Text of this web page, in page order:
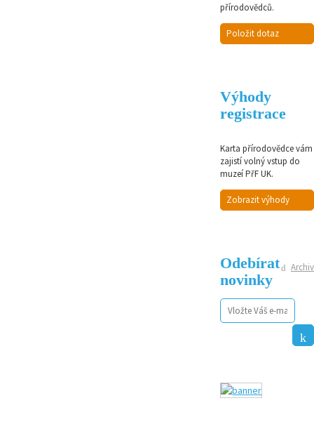
přírodovědců.
Položit dotaz
Výhody
registrace
Karta přírodovědce vám
zajistí volný vstup do
muzeí PřF UK.
Zobrazit výhody
Archiv
Odebírat
novinky